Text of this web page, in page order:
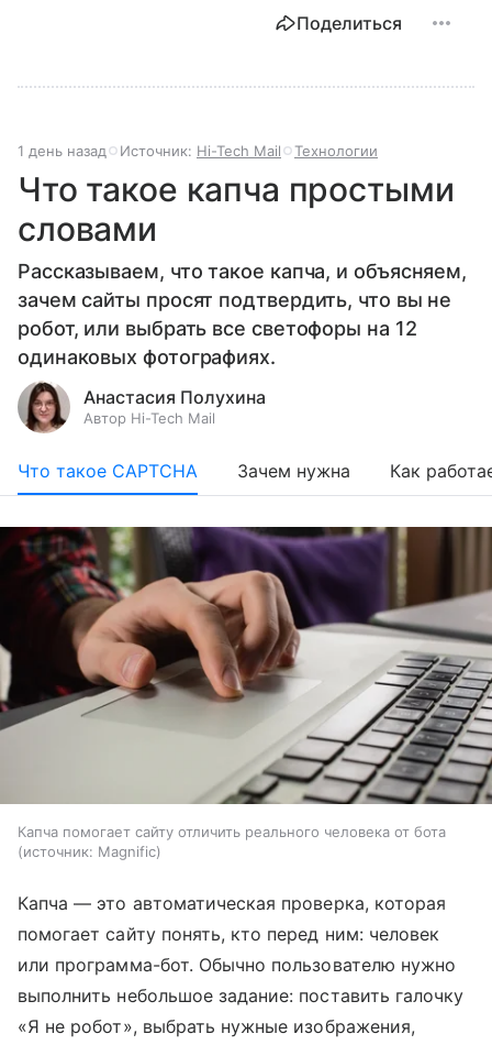
Поделиться
1 день назад Источник: Hi-Tech Mail Технологии
Что такое капча простыми
словами
Рассказываем, что такое капча, и объясняем,
зачем сайты просят подтвердить, что вы не
робот, или выбрать все светофоры на 12
одинаковых фотографиях.
Анастасия Полухина
Автор Hi-Tech Mail
Что такое CAPTCHA Зачем нужна Как
Капча помогает сайту отличить реального человека от бота
источник: Magnific
Капча — это автоматическая проверка, которая
помогает сайту понять, кто перед ним: человек
или программа-бот. Обычно пользователю нужно
выполнить небольшое задание: поставить галочку
«Я не робот», выбрать нужные изображения,